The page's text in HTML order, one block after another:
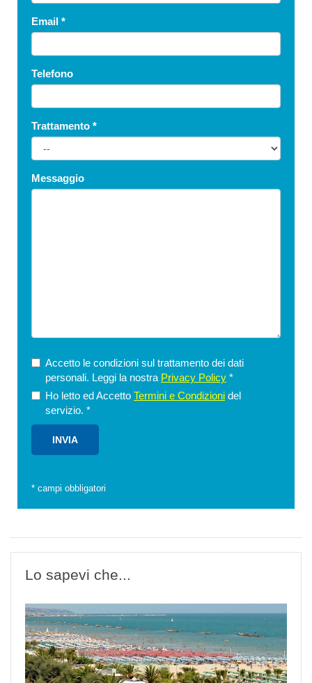
Email *
Telefono
Trattamento *
Messaggio
Accetto le condizioni sul trattamento dei dati
personali. Leggi la nostra Privacy Policy *
Ho letto ed Accetto Termini e Condizioni del
servizio. *
* campi obbligatori
Lo sapevi che...